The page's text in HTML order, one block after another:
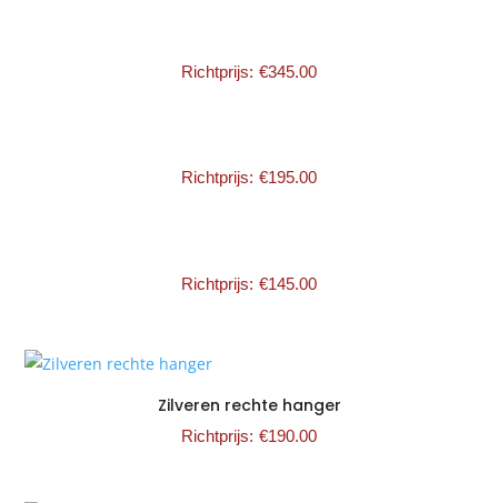
€345.00
€195.00
€145.00
Zilveren rechte hanger
€190.00